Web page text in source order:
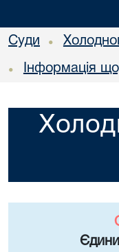
Суди •
• Інформація